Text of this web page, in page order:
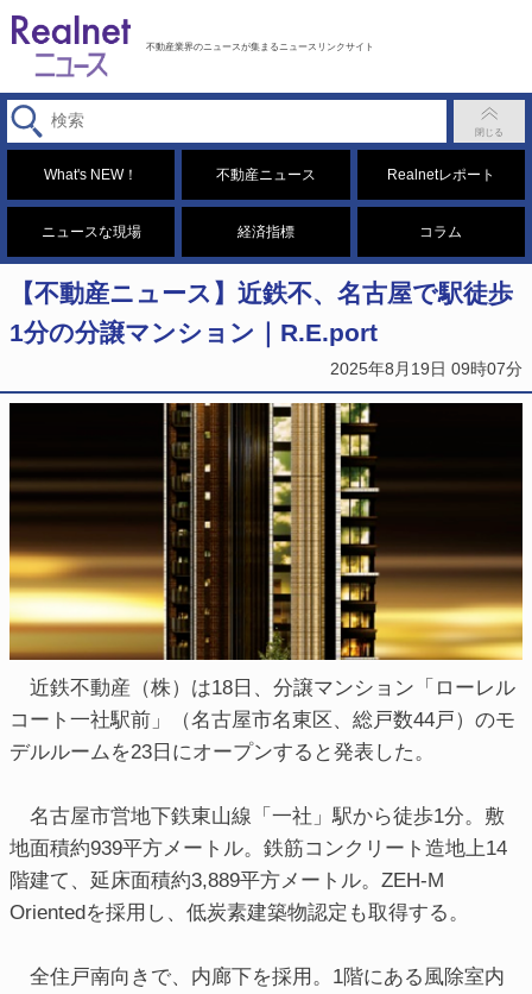
不動産業界のニュースが集まるニュースリンクサイト
What's NEW！ 不動産ニュース Realnetレポート
ニュースな現場 経済指標 コラム
【不動産ニュース】近鉄不、名古屋で駅徒歩
1分の分譲マンション｜R.E.port
2025年8月19日 09時07分
近鉄不動産（株）は18日、分譲マンション「ローレル
コート一社駅前」（名古屋市名東区、総戸数44戸）のモ
デルルームを23日にオープンすると発表した。
名古屋市営地下鉄東山線「一社」駅から徒歩1分。敷
地面積約939平方メートル。鉄筋コンクリート造地上14
階建て、延床面積約3,889平方メートル。ZEH-M
Orientedを採用し、低炭素建築物認定も取得する。
全住戸南向きで、内廊下を採用。1階にある風除室内